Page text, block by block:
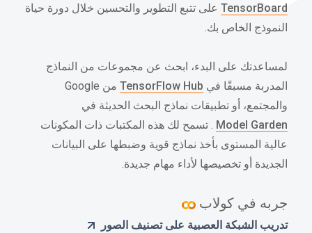
TensorBoard على تتبع التطوير والتحسين خلال دورة حياة
النموذج الخاص بك.
لمساعدتك على البدء، ابحث عن مجموعات من النماذج
المدربة مسبقًا في TensorFlow Hub
من Google
والمجتمع، أو تطبيقات نماذج البحث الحديثة في
Model Garden . تسمح لك هذه المكتبات ذات المكونات
عالية المستوى بأخذ نماذج قوية وضبطها على البيانات
الجديدة أو تخصيصها لأداء مهام جديدة.
جربه في كولاب
تدريب الشبكة العصبية على تصنيف الصور